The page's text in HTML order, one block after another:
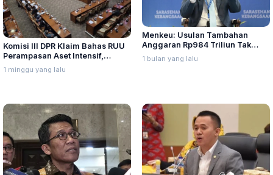
Komisi III DPR Klaim Bahas RUU
Perampasan Aset Intensif,
Tekankan Keseimbangan
Negara dan Individu
1 minggu yang lalu
Menkeu: Usulan Tambahan
Anggaran Rp984 Triliun Tak
Akan Dipenuhi Seluruhnya
1 bulan yang lalu